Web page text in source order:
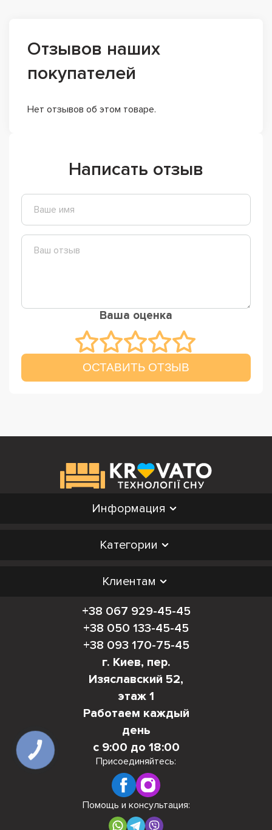
Отзывов наших
покупателей
Нет отзывов об этом товаре.
Написать отзыв
Ваша оценка
ОСТАВИТЬ ОТЗЫВ
Информация
Категории
Клиентам
+38 067 929-45-45
+38 050 133-45-45
+38 093 170-75-45
г. Киев, пер.
Изяславский 52,
этаж 1
Работаем каждый
день
с 9:00 до 18:00
Присоединяйтесь:
Помощь и консультация:
КНОПКА
СВЯЗИ